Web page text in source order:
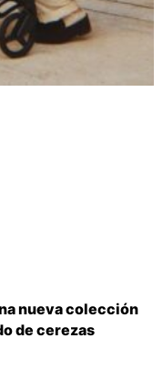
nueva colección
de cerezas